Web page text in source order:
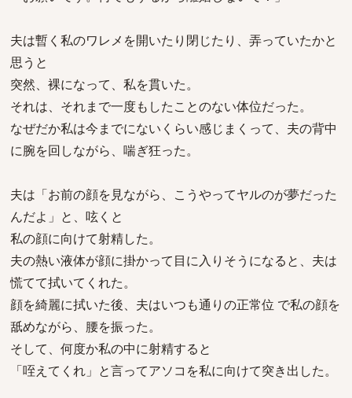
夫は暫く私のワレメを開いたり閉じたり、弄っていたかと
思うと
突然、裸になって、私を貫いた。
それは、それまで一度もしたことのない体位だった。
なぜだか私は今までにないくらい感じまくって、夫の背中
に腕を回しながら、喘ぎ狂った。
夫は「お前の顔を見ながら、こうやってヤルのが夢だった
んだよ」と、呟くと
私の顔に向けて射精した。
夫の熱い液体が顔に掛かって目に入りそうになると、夫は
慌てて拭いてくれた。
顔を綺麗に拭いた後、夫はいつも通りの正常位 で私の顔を
舐めながら、腰を振った。
そして、何度か私の中に射精すると
「咥えてくれ」と言ってアソコを私に向けて突き出した。